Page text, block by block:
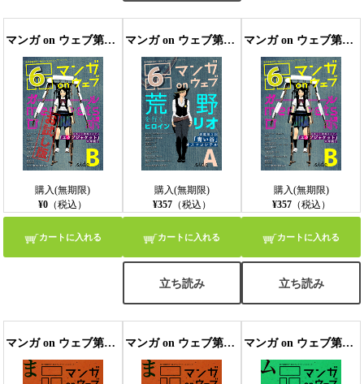
マンガ on ウェブ第6号 side-B 無料お試し版〔雑誌〕
購入(無期限)
¥0 （税込）
カートに入れる
マンガ on ウェブ第6号 side-A
購入(無期限)
¥357（税込）
カートに入れる
立ち読み
マンガ on ウェブ第6号 side-B
購入(無期限)
¥357（税込）
カートに入れる
立ち読み
マンガ on ウェブ第7号 side-A 無料お試し版〔雑誌〕 マンガ on ウェブ第7号 side-A マンガ on ウェブ第7号 side-B 無料お試し版〔雑誌〕